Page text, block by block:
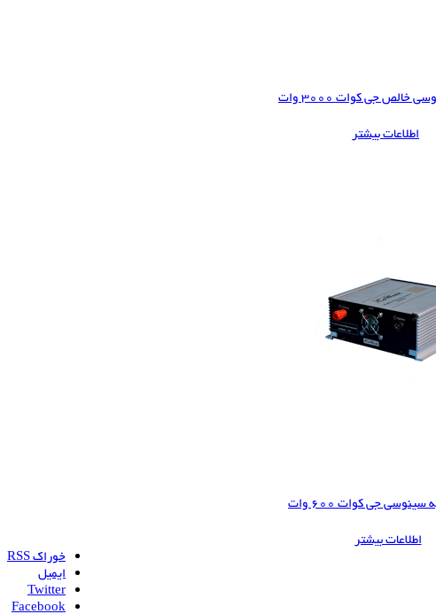
خالص جی کوات 3000 وات
اطلاعات بیشتر
جی کوات 600 وات
اطلاعات بیشتر
خوراک RSS
ایمیل
Twitter
Facebook